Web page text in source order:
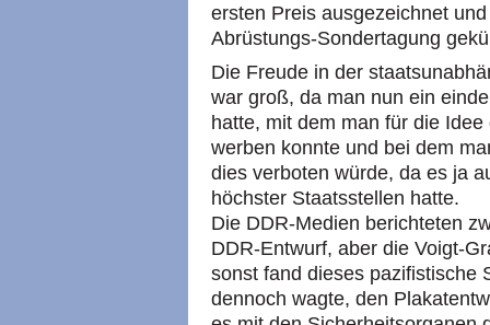
ersten Preis ausgezeichnet
Abrüstungs-Sondertagung
Die Freude in der
war groß, da man nun ein
hatte, mit dem man für die
werben konnte und bei dem
dies verboten würde, da es ja
höchster Staatsstellen hatte.
Die DDR-Medien berichteten
DDR-Entwurf, aber die Voigt-
sonst fand dieses pazifistische
dennoch wagte, den